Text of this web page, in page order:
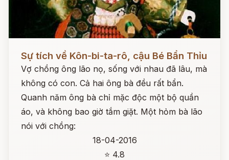
Sự tích về Kôn-bi-ta-rô, cậu Bé Bẩn Thỉu
Vợ chồng ông lão nọ, sống với nhau đã lâu, mà
không có con. Cả hai ông bà đều rất bẩn.
Quanh năm ông bà chỉ mặc độc một bộ quần
áo, và không bao giờ tắm giặt. Một hỏm bà lão
nói với chồng:
18-04-2016
⭐ 4.8